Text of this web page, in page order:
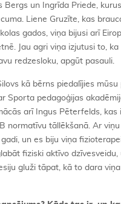
Bergs un Ingrīda Priede,
Liene Gruzīte, kas
gados, viņa bijusi arī
Jau agri viņa izjutusi to,
redzesloku, apgūt pasauli.
kā bērns piedalījies mūsu
Sporta pedagoģijas
arī Ingus Pēterfelds, kas
normatīvu tāllēkšanā. Ar
gadi, un es biju viņa
fiziski aktīvo dzīvesveidu,
gluži tāpat, kā to dara